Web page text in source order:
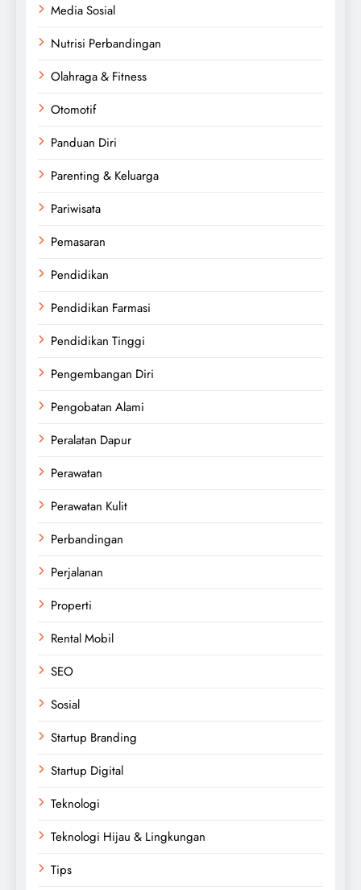
Media Sosial
Nutrisi Perbandingan
Olahraga & Fitness
Otomotif
Panduan Diri
Parenting & Keluarga
Pariwisata
Pemasaran
Pendidikan
Pendidikan Farmasi
Pendidikan Tinggi
Pengembangan Diri
Pengobatan Alami
Peralatan Dapur
Perawatan
Perawatan Kulit
Perbandingan
Perjalanan
Properti
Rental Mobil
SEO
Sosial
Startup Branding
Startup Digital
Teknologi
Teknologi Hijau & Lingkungan
Tips